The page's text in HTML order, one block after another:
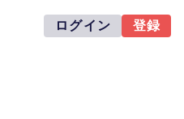
ログイン 登録